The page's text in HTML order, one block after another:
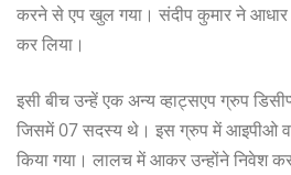
करने से एप खुल गया। संदीप कुमार ने आधार
कर लिया।
इसी बीच उन्हें एक अन्य व्हाट्सएप ग्रुप
जिसमें 07 सदस्य थे। इस ग्रुप में आइपीओ व
किया गया। लालच में आकर उन्होंने निवेश